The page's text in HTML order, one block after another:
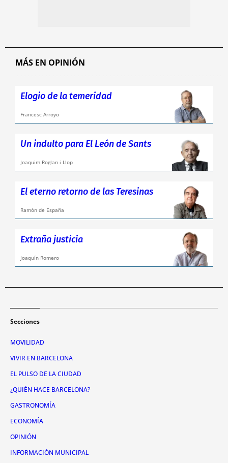
MÁS EN OPINIÓN
Elogio de la temeridad
Francesc Arroyo
Un indulto para El León de Sants
Joaquim Roglan i Llop
El eterno retorno de las Teresinas
Ramón de España
Extraña justicia
Joaquín Romero
Secciones
MOVILIDAD
VIVIR EN BARCELONA
EL PULSO DE LA CIUDAD
¿QUIÉN HACE BARCELONA?
GASTRONOMÍA
ECONOMÍA
OPINIÓN
INFORMACIÓN MUNICIPAL